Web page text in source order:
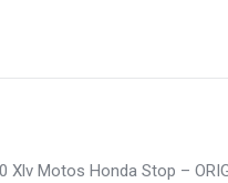
Motos Honda Stop –